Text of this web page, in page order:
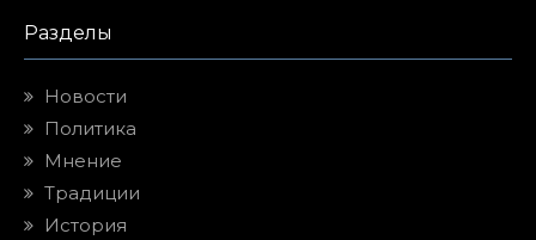
Разделы
Новости
Политика
Мнение
Традиции
История